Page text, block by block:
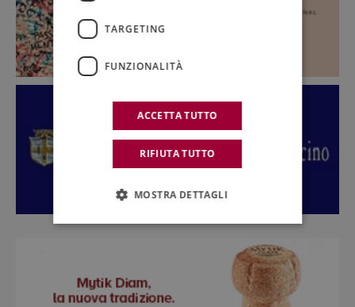
TARGETING
FUNZIONALITÀ
ACCETTA TUTTO
RIFIUTA TUTTO
MOSTRA DETTAGLI